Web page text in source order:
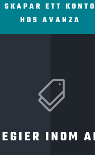
SKAPAR ETT KONTO
HOS AVANZA

INOM